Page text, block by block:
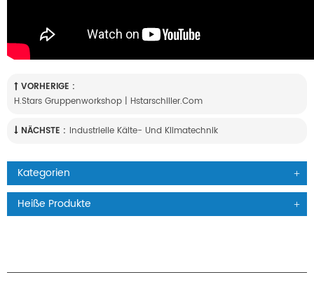
VORHERIGE :
H.Stars Gruppenworkshop | Hstarschiller.com
NÄCHSTE : Industrielle Kälte- Und Klimatechnik
Kategorien
Heiße Produkte